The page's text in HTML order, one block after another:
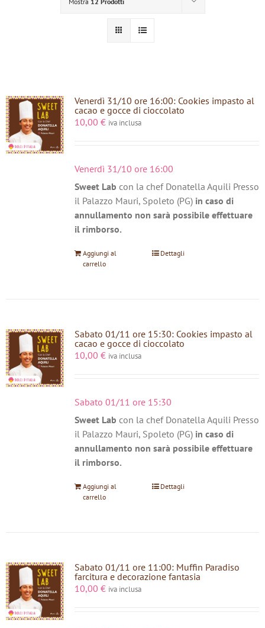
Venerdì 31/10 ore 16:00: Cookies impasto al
cacao e gocce di cioccolato
10,00 € iva inclusa
Venerdì 31/10 ore 16:00
Sweet Lab con la chef Donatella Aquili Presso
il Palazzo Mauri, Spoleto (PG) in caso di
annullamento non sarà possibile effettuare
il rimborso.
Aggiungi al
carrello
Dettagli
Sabato 01/11 ore 15:30: Cookies impasto al
cacao e gocce di cioccolato
10,00 € iva inclusa
Sabato 01/11 ore 15:30
Sweet Lab con la chef Donatella Aquili Presso
il Palazzo Mauri, Spoleto (PG) in caso di
annullamento non sarà possibile effettuare
il rimborso.
Aggiungi al
carrello
Dettagli
Sabato 01/11 ore 11:00: Muffin Paradiso
farcitura e decorazione fantasia
10,00 € iva inclusa